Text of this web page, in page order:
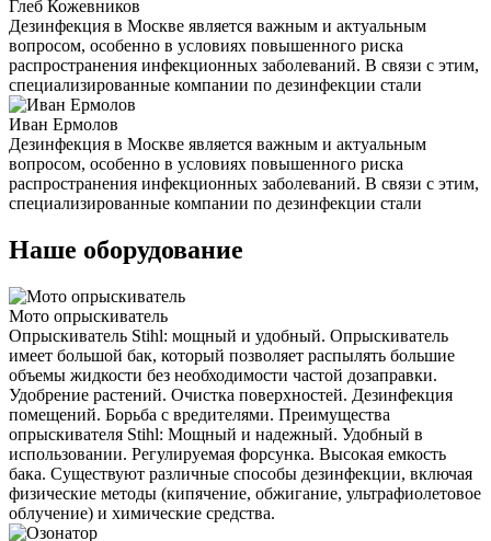
Глеб Кожевников
Дезинфекция в Москве является важным и актуальным
вопросом, особенно в условиях повышенного риска
распространения инфекционных заболеваний. В связи с этим,
специализированные компании по дезинфекции стали
Иван Ермолов
Дезинфекция в Москве является важным и актуальным
вопросом, особенно в условиях повышенного риска
распространения инфекционных заболеваний. В связи с этим,
специализированные компании по дезинфекции стали
Наше оборудование
Мото опрыскиватель
Опрыскиватель Stihl: мощный и удобный. Опрыскиватель
имеет большой бак, который позволяет распылять большие
объемы жидкости без необходимости частой дозаправки.
Удобрение растений. Очистка поверхностей. Дезинфекция
помещений. Борьба с вредителями. Преимущества
опрыскивателя Stihl: Мощный и надежный. Удобный в
использовании. Регулируемая форсунка. Высокая емкость
бака. Существуют различные способы дезинфекции, включая
физические методы (кипячение, обжигание, ультрафиолетовое
облучение) и химические средства.